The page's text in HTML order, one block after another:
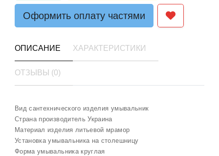
Оформить оплату частями
ОПИСАНИЕ ХАРАКТЕРИСТИКИ
ОТЗЫВЫ (0)
Вид сантехнического изделия умывальник
Страна производитель Украина
Материал изделия литьевой мрамор
Установка умывальника на столешницу
Форма умывальника круглая